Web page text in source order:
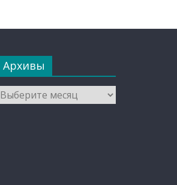
Архивы
Архивы